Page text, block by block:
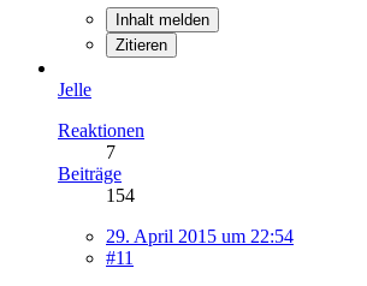
Inhalt melden
Zitieren
Jelle
Reaktionen
7
Beiträge
154
29. April 2015 um 22:54
#11